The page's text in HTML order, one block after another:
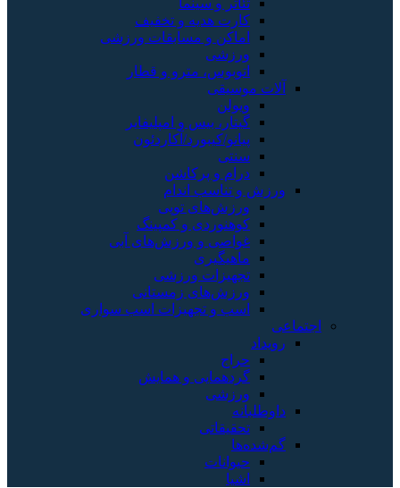
تئاتر و سینما
کارت هدیه و تخفیف
اماکن و مسابقات ورزشی
ورزشی
اتوبوس، مترو و قطار
آلات موسیقی
ویولن
گیتار، بیس و امپلیفایر
پیانو/کیبورد/آکاردئون
سنتی
درام و پرکاشن
ورزش و تناسب اندام
ورزش‌های توپی
کوهنوردی و کمپینگ
غواصی و ورزش‌های آبی
ماهیگیری
تجهیزات ورزشی
ورزش‌های زمستانی
اسب و تجهیزات اسب سواری
اجتماعی
رویداد
حراج
گردهمایی و همایش
ورزشی
داوطلبانه
تحقیقاتی
گم‌شده‌ها
حیوانات
اشیا